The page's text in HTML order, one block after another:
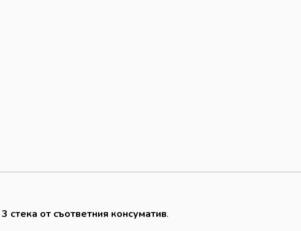
3 стека от съответния консуматив.